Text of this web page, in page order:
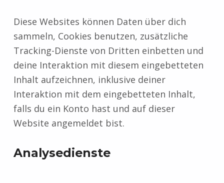
Diese Websites können Daten über dich
sammeln, Cookies benutzen, zusätzliche
Tracking-Dienste von Dritten einbetten und
deine Interaktion mit diesem eingebetteten
Inhalt aufzeichnen, inklusive deiner
Interaktion mit dem eingebetteten Inhalt,
falls du ein Konto hast und auf dieser
Website angemeldet bist.
Analysedienste